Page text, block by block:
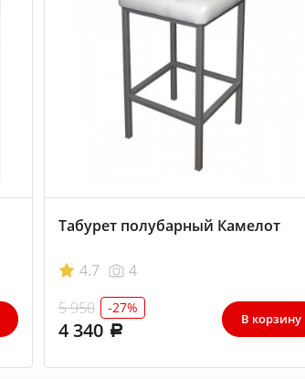
Табурет полубарный Камелот
4.7
4
5 950
-27%
4 340 В корзину